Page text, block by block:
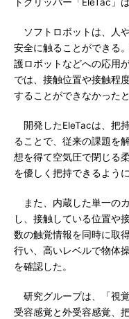
ソフトロボットは、人
安全に触ることができる
護ロボットなどへの応用
では、接触位置や接触程
することができなかったと
開発したEleTacは、把
ることで、従来の課題を
想を得て空気圧で閉じる
を優しく把持できるように
また、内蔵した単一の
し、接触している位置や
数の触覚情報を同時に取
行い、高いレベルで物体
を確認した。
研究グループは、「視
受容感覚と外受容感覚、